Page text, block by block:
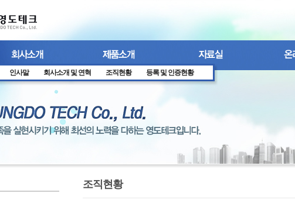
인사말 회사소개 및 연혁 조직현황 등록 및 인증현황
조직현황